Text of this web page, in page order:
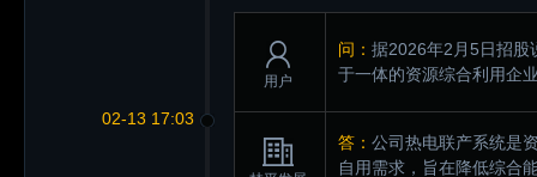
02-13 17:03
用户
问： 据2026年2月5日招股
于一体的资源综合利用企
答： 公司热电联产系统是
自用需求，旨在降低综合